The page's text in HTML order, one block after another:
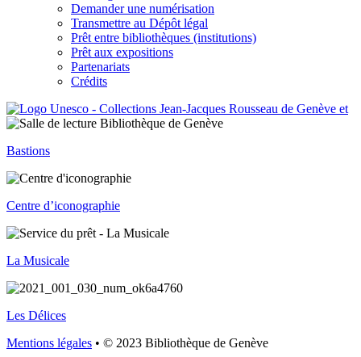
Demander une numérisation
Transmettre au Dépôt légal
Prêt entre bibliothèques (institutions)
Prêt aux expositions
Partenariats
Crédits
Bastions
Centre d’iconographie
La Musicale
Les Délices
Mentions légales • © 2023 Bibliothèque de Genève